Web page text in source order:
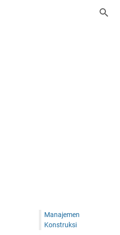
Manajemen
Konstruksi